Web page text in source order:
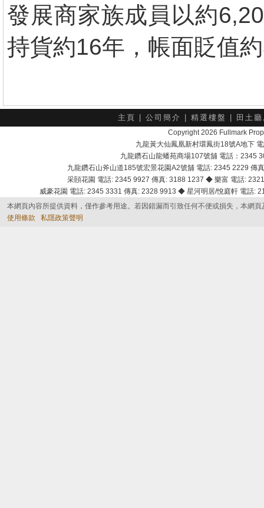
發展商家族成員以約
持貨約16年，帳面貶值
主頁 公司簡介 精選樓盤 田土
Copyright 2026 Fullmark
九龍黃大仙鳳凰新村環鳳街18號A地下
九龍鑽石山龍蟠苑商場107號舖 電話：2345
九龍鑽石山斧山道185號宏景花園A2號舖 電話: 2345 2229
采頣花園 電話: 2345 9927 傳真: 3188 1237 ◆ 樂富 電話:
威豪花園 電話: 2345 3331 傳真: 2328 9913 ◆ 星河明居/悅庭軒 電話
本網頁內容所提供資料，僅作參考用途。若因錯漏而引致任何不便或損失，本網
使用條款
私隱政策聲明